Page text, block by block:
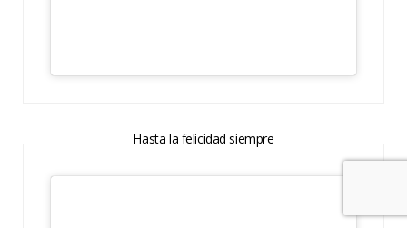
Hasta la felicidad siempre